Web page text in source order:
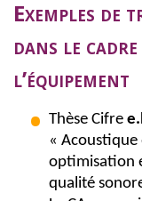
Exemples
dans le
l’équipement
Thèse Cifre
« Acoustique
optimisation
qualité